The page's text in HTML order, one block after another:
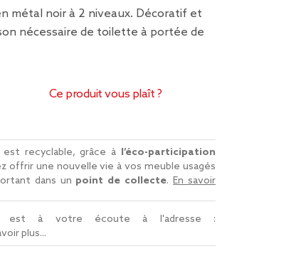
métal noir à 2 niveaux. Décoratif et
nécessaire de toilette à portée de
Ce produit vous plaît ?
recyclable, grâce à l’éco-participation
offrir une nouvelle vie à vos meuble usagés
dans un point de collecte.En savoir
est à votre écoute à l'adresse :
plus...